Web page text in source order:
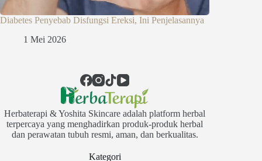
Diabetes Penyebab Disfungsi Ereksi, Ini Penjelasannya
1 Mei 2026
Herbaterapi & Yoshita Skincare adalah platform herbal
terpercaya yang menghadirkan produk-produk herbal
dan perawatan tubuh resmi, aman, dan berkualitas.
Kategori